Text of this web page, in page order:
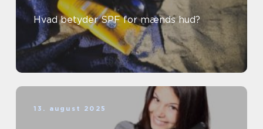
Hvad betyder SPF for mænds hud?
13. august 2025